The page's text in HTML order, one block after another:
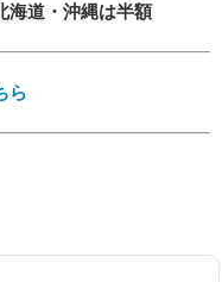
海道・沖縄は半額
ら